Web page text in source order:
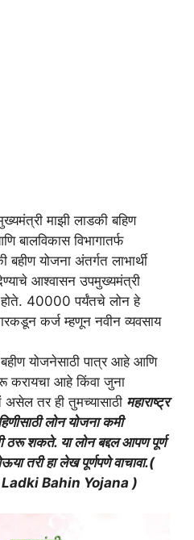
माझी लाडकी बहिण
बालविकास विभागातर्फ
बहीण योजना अंतर्गत लाभार्थी
आश्वासन उपमुख्यमंत्री
होते. 40000 पर्यंतचे लोन हे
कर्ज म्हणून नवीन व्यवसाय
बहीण योजनेसाठी पात्र आहे आणि
करायचा आहे किंवा जुना
तर ही तुमच्यासाठी महाराष्ट्र
लोन योजना कमी
ठरू शकते. या लोन बद्दल आपण पूर्ण
तरी हा लेख पूर्णपणे वाचावा.(
Bahin Yojana )